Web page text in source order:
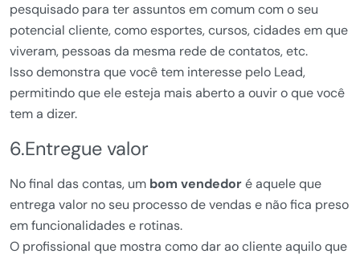
pesquisado para ter assuntos em comum com o seu
potencial cliente, como esportes, cursos, cidades em que
viveram, pessoas da mesma rede de contatos, etc.
Isso demonstra que você tem interesse pelo Lead,
permitindo que ele esteja mais aberto a ouvir o que você
tem a dizer.
6.Entregue valor
No final das contas, um bom vendedoré aquele que
entrega valor no seu processo de vendas e não fica preso
em funcionalidades e rotinas.
O profissional que mostra como dar ao cliente aquilo que